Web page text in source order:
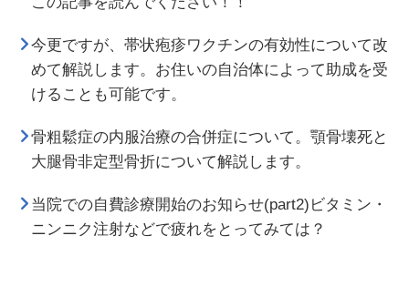
今更ですが、帯状疱疹ワクチンの有効性について改
めて解説します。お住いの自治体によって助成を受
けることも可能です。
骨粗鬆症の内服治療の合併症について。顎骨壊死と
大腿骨非定型骨折について解説します。
当院での自費診療開始のお知らせ(part2)ビタミン・
ニンニク注射などで疲れをとってみては？